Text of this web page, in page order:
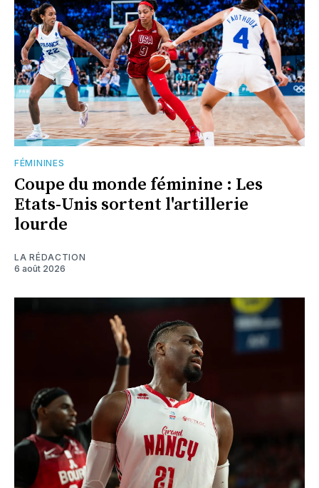
FÉMININES
Coupe du monde féminine : Les
Etats-Unis sortent l'artillerie
lourde
LA RÉDACTION
6 août 2026